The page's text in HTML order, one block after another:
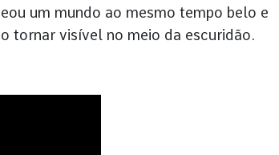
um mundo ao mesmo tempo belo e
tornar visível no meio da escuridão.